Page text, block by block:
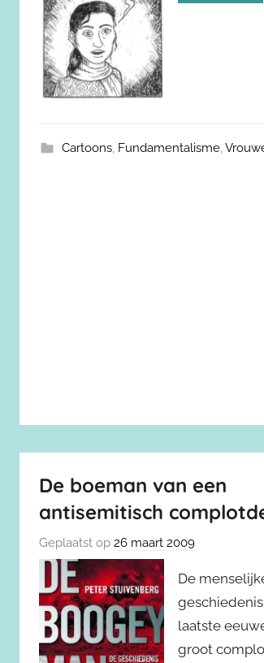
Cartoons, Fundamentalisme,
De boeman van een
antisemitisch
Geplaatst op 26 maart 2009
De
laatste
groot